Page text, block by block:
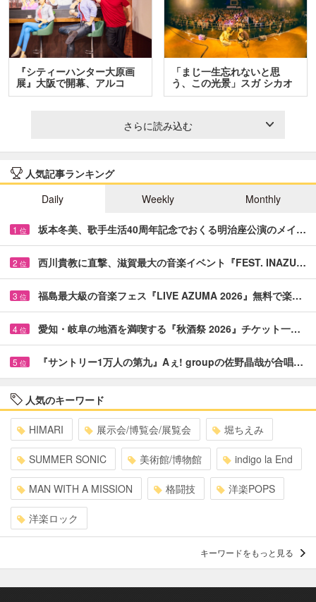
『シティーハンター大原画
展』大阪で開幕、アルコ
＆…
「まじ一生忘れないと思
う、この光景」スガ シカオ
と…
さらに読み込む
人気記事ランキング
Daily
Weekly Monthly
1 位 坂本冬美、歌手生活40周年記念でおくる明治座公演のメイ…
2 位 西川貴教に直撃、滋賀最大の音楽イベント『FEST. INAZU…
3 位 福島最大級の音楽フェス『LIVE AZUMA 2026』無料で楽…
4 位 愛知・岐阜の地酒を満喫する『秋酒祭 2026』チケット一…
5 位 『サントリー1万人の第九』Aぇ! groupの佐野晶哉が合唱…
人気のキーワード
HIMARI 展示会/博覧会/展覧会 堀ちえみ
SUMMER SONIC 美術館/博物館 indigo la End
MAN WITH A MISSION 格闘技 洋楽POPS
洋楽ロック
キーワードをもっと見る